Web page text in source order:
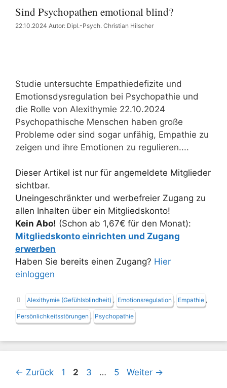
Sind Psychopathen emotional blind?
22.10.2024 Autor: Dipl.-Psych. Christian Hilscher
Studie untersuchte Empathiedefizite und
Emotionsdysregulation bei Psychopathie und
die Rolle von Alexithymie 22.10.2024
Psychopathische Menschen haben große
Probleme oder sind sogar unfähig, Empathie zu
zeigen und ihre Emotionen zu regulieren....
Dieser Artikel ist nur für angemeldete Mitglieder
sichtbar.
Uneingeschränkter und werbefreier Zugang zu
allen Inhalten über ein Mitgliedskonto!
Kein Abo! (Schon ab 1,67€ für den Monat):
Mitgliedskonto einrichten und Zugang
erwerben
Haben Sie bereits einen Zugang? Hier
einloggen
Schlagwörter
Alexithymie (Gefühlsblindheit) , Emotionsregulation , Empathie ,
Persönlichkeitsstörungen , Psychopathie
← Zurück Seite
1 Seite
2 Seite
3 … Seite
5 Weiter →